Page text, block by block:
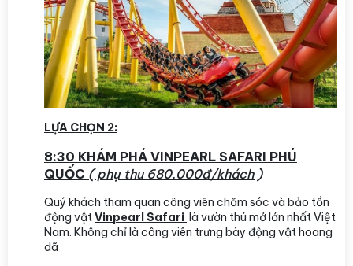
LỰA CHỌN 2:
8:30 KHÁM PHÁ VINPEARL SAFARI PHÚ
QUỐC ( phụ thu 680.000đ/khách )
Quý khách tham quan công viên chăm sóc và bảo tồn
động vậtVinpearl Safari là vườn thú mở lớn nhất Việt
Nam. Không chỉ là công viên trưng bày động vật hoang
dã